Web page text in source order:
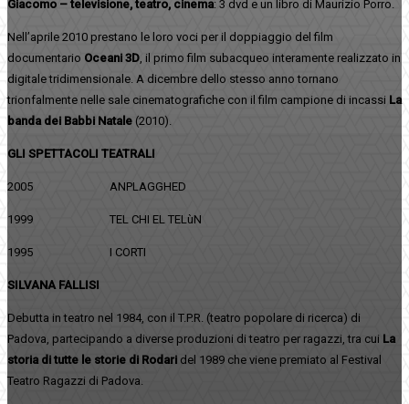
Giacomo – televisione, teatro, cinema: 3 dvd e un libro di Maurizio Porro.
Nell’aprile 2010 prestano le loro voci per il doppiaggio del film
documentario Oceani 3D, il primo film subacqueo interamente realizzato in
digitale tridimensionale. A dicembre dello stesso anno tornano
trionfalmente nelle sale cinematografiche con il film campione di incassi La
banda dei Babbi Natale (2010).
GLI SPETTACOLI TEATRALI
2005 ANPLAGGHED
1999 TEL CHI EL TELùN
1995 I CORTI
SILVANA FALLISI
Debutta in teatro nel 1984, con il T.P.R. (teatro popolare di ricerca) di
Padova, partecipando a diverse produzioni di teatro per ragazzi, tra cui La
storia di tutte le storie di Rodari del 1989 che viene premiato al Festival
Teatro Ragazzi di Padova.